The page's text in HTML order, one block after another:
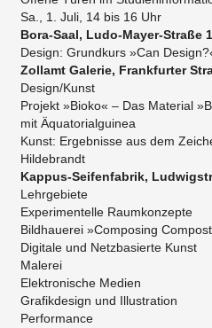
Sa., 1. Juli, 14 bis 16 Uhr
Bora-Saal, Ludo-Mayer-Straße 1
Design: Grundkurs »Can
Zollamt Galerie, Frankfurter
Design/Kunst
Projekt »Bioko« – Das Material
mit Äquatorialguinea
​Kunst: Ergebnisse aus dem
Hildebrandt
Kappus-Seifenfabrik,
Lehrgebiete
Experimentelle Raumkonzepte
Bildhauerei »Composing
Digitale und Netzbasierte Kunst
Malerei
Elektronische Medien
Grafikdesign und Illustration
​Performance